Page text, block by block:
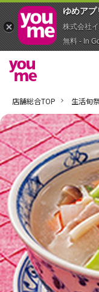
店舗総合TOP 生活旬
ゆめアプ‪
株式会社
無料 - In